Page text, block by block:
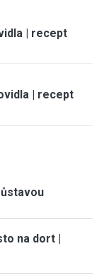
| recept
| recept
na dort |